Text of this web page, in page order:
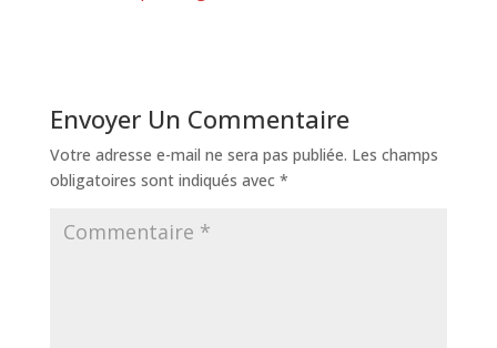
Envoyer Un Commentaire
Votre adresse e-mail ne sera pas publiée. Les champs
obligatoires sont indiqués avec *